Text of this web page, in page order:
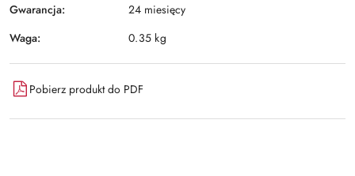
Gwarancja:
24 miesięcy
Waga:
0.35 kg
Pobierz produkt do PDF